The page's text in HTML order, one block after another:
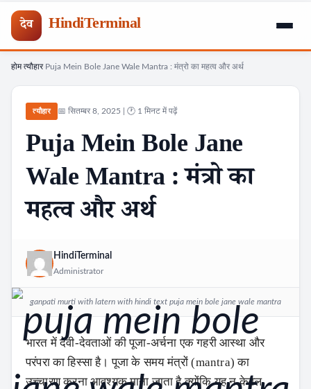
देव HindiTerminal
Skip
content
होम› त्यौहार› Puja Mein Bole Jane Wale Mantra : मंत्रो का महत्व और अर्थ
त्यौहार 📅 सितम्बर 8, 2025 | 🕐 1 मिनट में पढ़ें
Puja Mein Bole Jane
Wale Mantra : मंत्रो का
महत्व और अर्थ
HindiTerminal
Administrator
ganpati murti with latern with hindi text puja mein bole jane wale mantra
भारत में देवी-देवताओं की पूजा-अर्चना एक गहरी आस्था और
परंपरा का हिस्सा है। पूजा के समय मंत्रों (mantra) का
उच्चारण करना आवश्यक माना जाता है क्योंकि यह न केवल